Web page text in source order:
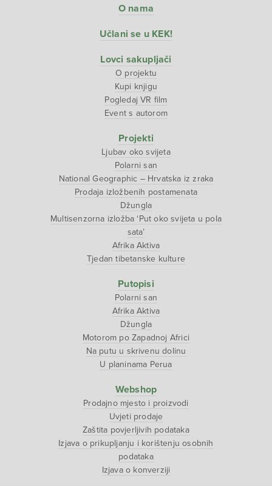
O nama
Učlani se u KEK!
Lovci sakupljači
O projektu
Kupi knjigu
Pogledaj VR film
Event s autorom
Projekti
Ljubav oko svijeta
Polarni san
National Geographic – Hrvatska iz zraka
Prodaja izložbenih postamenata
Džungla
Multisenzorna izložba ‘Put oko svijeta u pola
sata’
Afrika Aktiva
Tjedan tibetanske kulture
Putopisi
Polarni san
Afrika Aktiva
Džungla
Motorom po Zapadnoj Africi
Na putu u skrivenu dolinu
U planinama Perua
Webshop
Prodajno mjesto i proizvodi
Uvjeti prodaje
Zaštita povjerljivih podataka
Izjava o prikupljanju i korištenju osobnih
podataka
Izjava o konverziji